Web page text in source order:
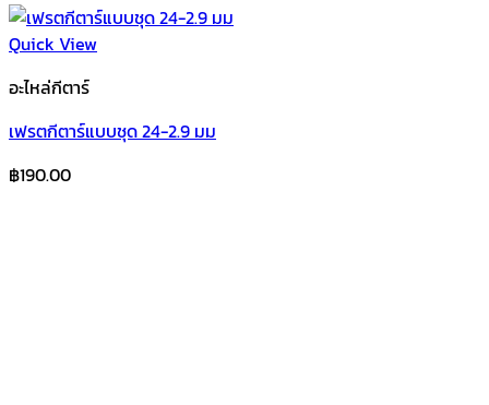
Quick View
อะไหล่กีตาร์
เฟรตกีตาร์แบบชุด 24-2.9 มม
฿190.00